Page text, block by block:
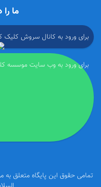
ما را
برای ورود به کانال سروش کلیک
برای ورود به وب سایت موسسه
تمامی حقوق این پایگاه متعلق